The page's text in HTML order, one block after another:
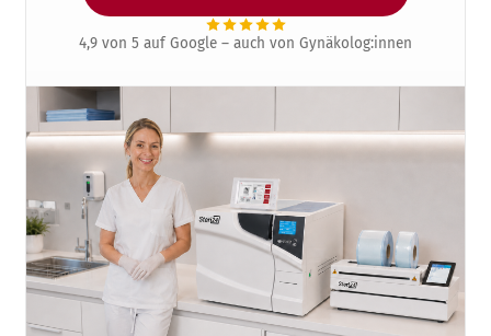
4,9 von 5 auf Google – auch von Gynäkolog:innen